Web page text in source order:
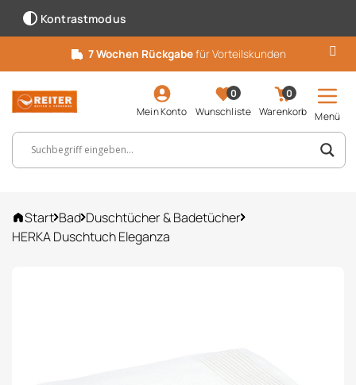
Kontrastmodus
7 Wochen Rückgabefür Vorteilskunden
Mein Konto
0
Wunschliste
0
Warenkorb
Menü
Suchbegriff, Artikelnummer ...
Start Bad Duschtücher & Badetücher
HERKA Duschtuch Eleganza